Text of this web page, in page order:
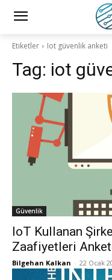
Etiketler Iot güvenlik anketi
Tag: iot
Güvenlik
IoT Kullanan
Zaafiyetleri
Bilgehan Kalkan - 22 Ocak